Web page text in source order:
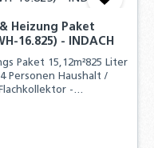
Heizung Paket
16.825) - INDACH
Paket 15,12m²825 Liter
Personen Haushalt /
-